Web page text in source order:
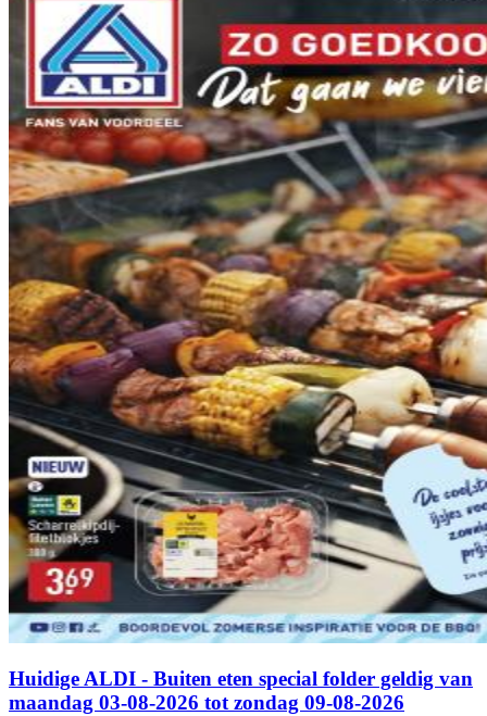
Huidige ALDI - Buiten eten special folder geldig van
maandag 03-08-2026 tot zondag 09-08-2026